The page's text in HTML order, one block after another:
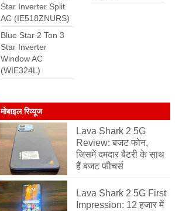
Star Inverter Split
AC (IE518ZNURS)
Blue Star 2 Ton 3
Star Inverter
Window AC
(WIE324L)
मोबाइल रिव्यूज
Lava Shark 2 5G
Review: बजट फोन,
जिसमें दमदार बैटरी के साथ
हैं बजट फीचर्स
Lava Shark 2 5G First
Impression: 12 हजार में